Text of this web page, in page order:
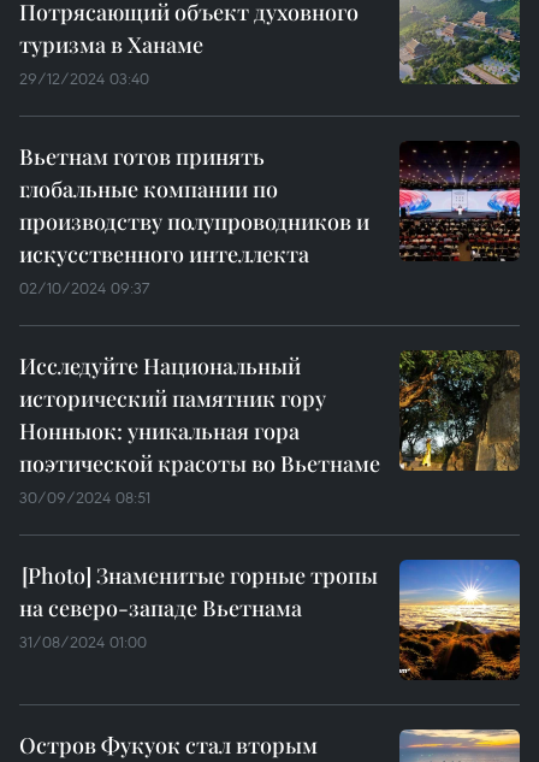
Потрясающий объект духовного
туризма в Ханаме
29/12/2024 03:40
Вьетнам готов принять
глобальные компании по
производству полупроводников и
искусственного интеллекта
02/10/2024 09:37
Исследуйте Национальный
исторический памятник гору
Нонныок: уникальная гора
поэтической красоты во Вьетнаме
30/09/2024 08:51
Знаменитые горные тропы
на северо-западе Вьетнама
31/08/2024 01:00
Остров Фукуок стал вторым